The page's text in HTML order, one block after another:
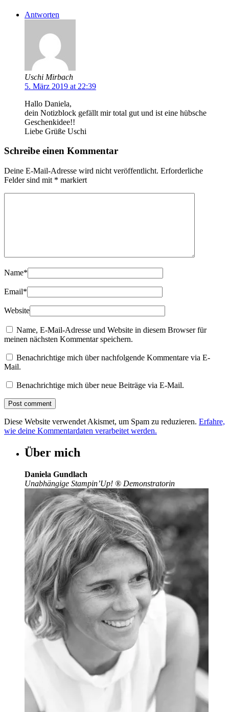
Antworten
Uschi Mirbach
5. März 2019 at 22:39
Hallo Daniela,
dein Notizblock gefällt mir total gut und ist eine hübsche
Geschenkidee!!
Liebe Grüße Uschi
Schreibe einen Kommentar
Deine E-Mail-Adresse wird nicht veröffentlicht. Erforderliche
Felder sind mit * markiert
Name*
Email*
Website
Name, E-Mail-Adresse und Website in diesem Browser für
meinen nächsten Kommentar speichern.
Benachrichtige mich über nachfolgende Kommentare via E-
Mail.
Benachrichtige mich über neue Beiträge via E-Mail.
Diese Website verwendet Akismet, um Spam zu reduzieren. Erfahre,
wie deine Kommentardaten verarbeitet werden.
Über mich
Daniela Gundlach
Unabhängige Stampin’Up! ® Demonstratorin